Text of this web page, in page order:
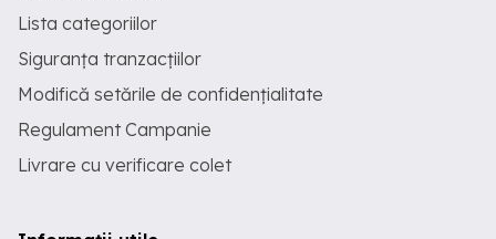
Lista categoriilor
Siguranța tranzacțiilor
Modifică setările de confidențialitate
Regulament Campanie
Livrare cu verificare colet